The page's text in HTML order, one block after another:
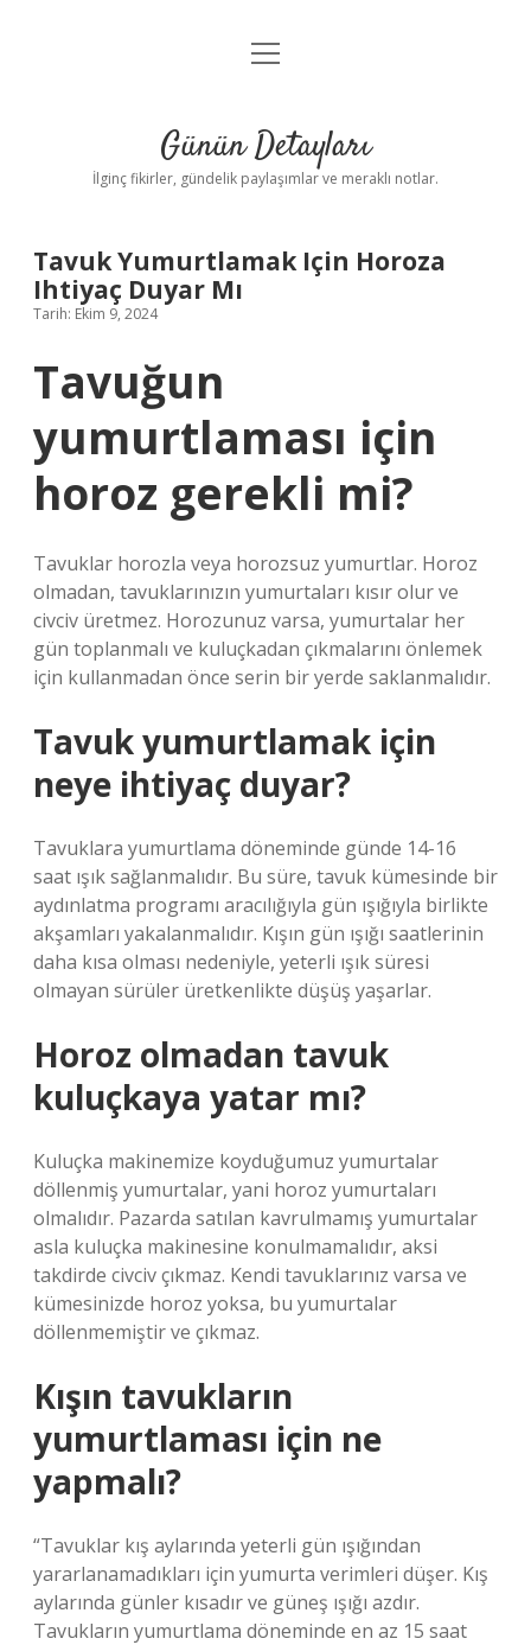
Gizlilik Politikası
Yasal Uyarı
menüyü
Günün Detayları
İlginç fikirler, gündelik paylaşımlar ve meraklı notlar.
Tavuk Yumurtlamak Için Horoza
Ihtiyaç Duyar Mı
Tarih: Ekim 9, 2024
Tavuğun
yumurtlaması için
horoz gerekli mi?
Tavuklar horozla veya horozsuz yumurtlar. Horoz
olmadan, tavuklarınızın yumurtaları kısır olur ve
civciv üretmez. Horozunuz varsa, yumurtalar her
gün toplanmalı ve kuluçkadan çıkmalarını önlemek
için kullanmadan önce serin bir yerde saklanmalıdır.
Tavuk yumurtlamak için
neye ihtiyaç duyar?
Tavuklara yumurtlama döneminde günde 14-16
saat ışık sağlanmalıdır. Bu süre, tavuk kümesinde bir
aydınlatma programı aracılığıyla gün ışığıyla birlikte
akşamları yakalanmalıdır. Kışın gün ışığı saatlerinin
daha kısa olması nedeniyle, yeterli ışık süresi
olmayan sürüler üretkenlikte düşüş yaşarlar.
Horoz olmadan tavuk
kuluçkaya yatar mı?
Kuluçka makinemize koyduğumuz yumurtalar
döllenmiş yumurtalar, yani horoz yumurtaları
olmalıdır. Pazarda satılan kavrulmamış yumurtalar
asla kuluçka makinesine konulmamalıdır, aksi
takdirde civciv çıkmaz. Kendi tavuklarınız varsa ve
kümesinizde horoz yoksa, bu yumurtalar
döllenmemiştir ve çıkmaz.
Kışın tavukların
yumurtlaması için ne
yapmalı?
“Tavuklar kış aylarında yeterli gün ışığından
yararlanamadıkları için yumurta verimleri düşer. Kış
aylarında günler kısadır ve güneş ışığı azdır.
Tavukların yumurtlama döneminde en az 15 saat